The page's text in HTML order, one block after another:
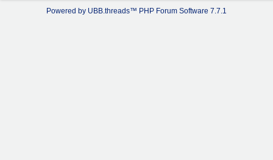
Powered by UBB.threads™ PHP Forum Software 7.7.1